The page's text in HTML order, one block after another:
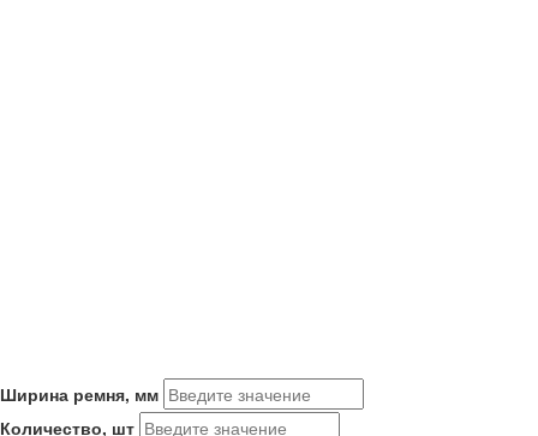
Ширина ремня, мм
Количество, шт